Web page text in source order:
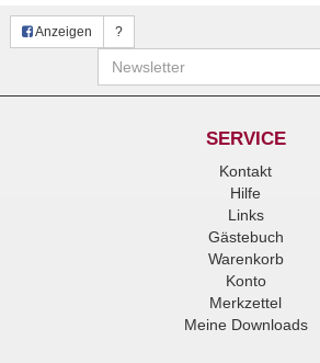
Anzeigen ?
Newsletter
SERVICE
Kontakt
Hilfe
Links
Gästebuch
Warenkorb
Konto
Merkzettel
Meine Downloads